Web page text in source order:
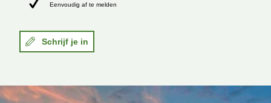
Eenvoudig af te melden
Schrijf je in